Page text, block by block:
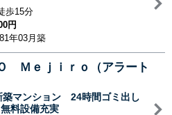
歩15分
円
年03月築
Ｍｅｊｉｒｏ（アラート
築マンション 24時間ゴミ出し
料設備充実